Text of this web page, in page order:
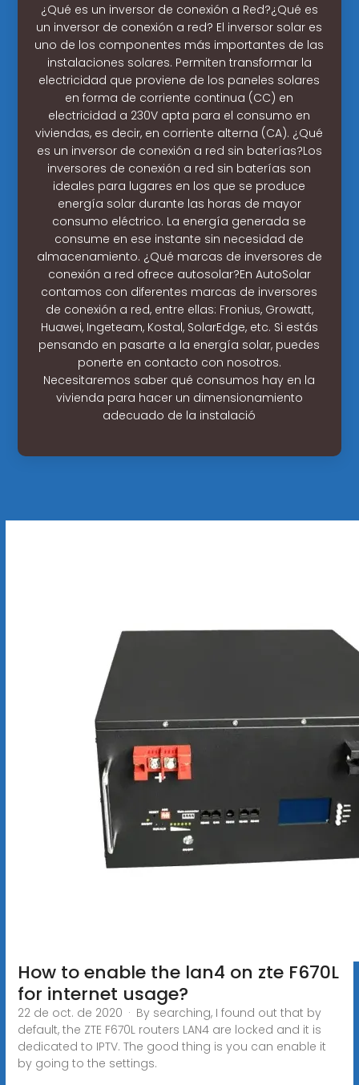
¿Qué es un inversor de conexión a Red?¿Qué es
un inversor de conexión a red? El inversor solar es
uno de los componentes más importantes de las
instalaciones solares. Permiten transformar la
electricidad que proviene de los paneles solares
en forma de corriente continua (CC) en
electricidad a 230V apta para el consumo en
viviendas, es decir, en corriente alterna (CA). ¿Qué
es un inversor de conexión a red sin baterías?Los
inversores de conexión a red sin baterías son
ideales para lugares en los que se produce
energía solar durante las horas de mayor
consumo eléctrico. La energía generada se
consume en ese instante sin necesidad de
almacenamiento. ¿Qué marcas de inversores de
conexión a red ofrece autosolar?En AutoSolar
contamos con diferentes marcas de inversores
de conexión a red, entre ellas: Fronius, Growatt,
Huawei, Ingeteam, Kostal, SolarEdge, etc. Si estás
pensando en pasarte a la energía solar, puedes
ponerte en contacto con nosotros.
Necesitaremos saber qué consumos hay en la
vivienda para hacer un dimensionamiento
adecuado de la instalació
How to enable the lan4 on zte F670L
for internet usage?
22 de oct. de 2020 · By searching, I found out that by
default, the ZTE F670L routers LAN4 are locked and it is
dedicated to IPTV. The good thing is you can enable it
by going to the settings.